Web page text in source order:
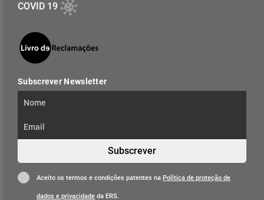
COVID 19
Subscrever Newsletter
Subscrever
Aceito os termos e condições patentes naPolítica de proteção de
dados e privacidade da ERS.